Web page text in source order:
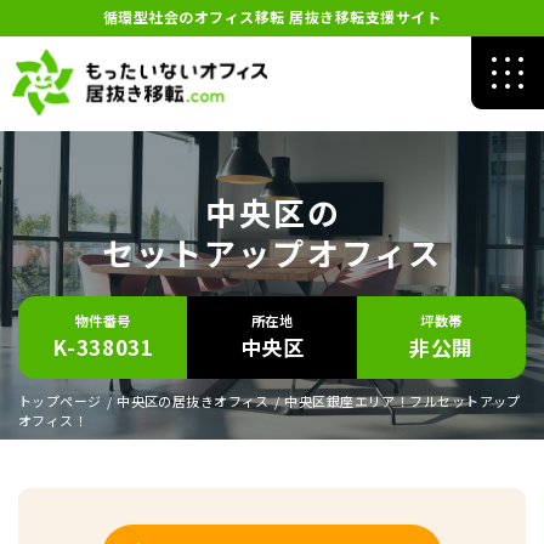
循環型社会のオフィス移転 居抜き移転支援サイト
中央区の
セットアップオフィス
物件番号
K-338031
所在地
中央区
坪数帯
非公開
トップページ / 中央区の居抜きオフィス / 中央区銀座エリア！フルセットアップ
オフィス！